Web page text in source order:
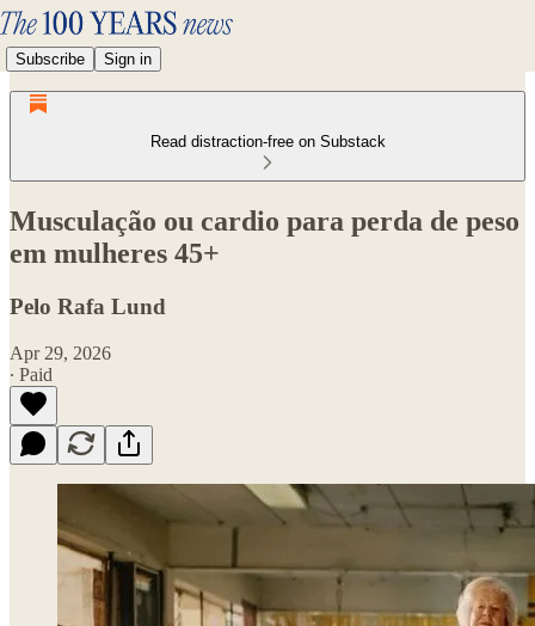
Subscribe Sign in
Read distraction-free on Substack
Musculação ou cardio para perda de peso
em mulheres 45+
Pelo Rafa Lund
Apr 29, 2026
∙ Paid